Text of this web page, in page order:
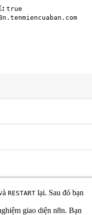
true
RESTART lại. Sau đó bạn
giao diện n8n. Bạn